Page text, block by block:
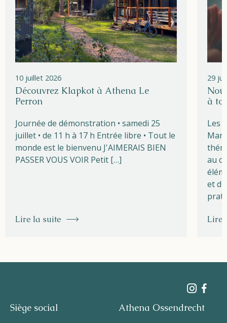
10 juillet 2026
Découvrez Klapkot à Athena Le
Perron
Journée de démonstration • samedi 25
juillet • de 11 h à 17 h Entrée libre • Tout le
monde est le bienvenu J'AIMERAIS BIEN
PASSER VOUS VOIR Petit […]
Lire la suite
29
à
Les
au
et
Lire
Siège social Athena Ossendrecht